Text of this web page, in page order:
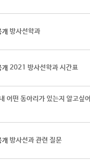
방사선학과
2021 방사선학과 시간표
어떤 동아리가 있는지 알고싶어
방사선과 관련 질문